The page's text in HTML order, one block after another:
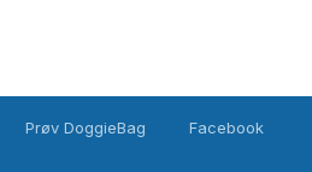
Prøv DoggieBag Facebook